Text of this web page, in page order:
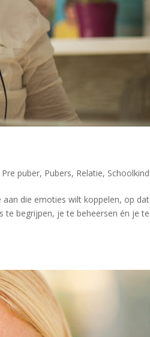
Pre puber, Pubers, Relatie, Schoolkind
die emoties wilt koppelen, op dat
te begrijpen, je te beheersen én je te